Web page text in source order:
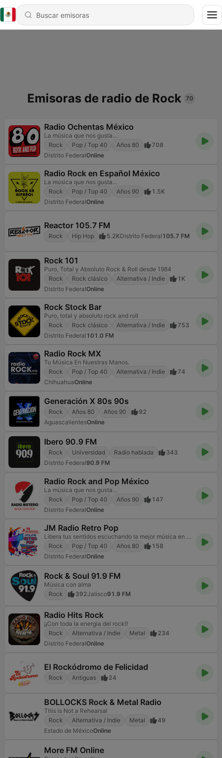
Emisoras de radio de Rock 70
Radio Ochentas México
La música que nos gusta...
Rock
Pop / Top 40 Años 80
708
Distrito FederalOnline
Radio Rock en Español México
La música que nos gusta...
Rock
Pop / Top 40 Años 90
1.5K
Distrito FederalOnline
Reactor 105.7 FM
Rock Hip Hop 5.2KDistrito Federal 105.7 FM
Rock 101
Puro, Total y Absoluto Rock & Roll desde 1984
Rock
Rock clásico Alternativa / Indie
1K
Distrito FederalOnline
Rock Stock Bar
Puro, total y absoluto rock and roll
Rock
Rock clásico Alternativa / Indie
753
Distrito Federal 101.0 FM
Radio Rock MX
Tu Música En Nuestras Manos.
Rock
Pop / Top 40 Alternativa / Indie
74
ChihuahuaOnline
Generación X 80s 90s
Rock Años 80 Años 90
92
AguascalientesOnline
Ibero 90.9 FM
Rock Universidad Radio hablada
343
Distrito Federal90.9 FM
Radio Rock and Pop México
La música que nos gusta...
Rock
Pop / Top 40 Años 90
147
Distrito FederalOnline
JM Radio Retro Pop
Libera tus sentidos escuchando la mejor música en JM RADIO OnLine
Rock
Pop / Top 40 Años 80
158
Distrito FederalOnline
Rock & Soul 91.9 FM
Música con alma
Rock
392Jalisco91.9 FM
Radio Hits Rock
¡¡Con toda la energia del rock!!
Rock
Alternativa / Indie Metal
234
Distrito FederalOnline
El Rockódromo de Felicidad
Rock Antiguas 24
BOLLOCKS Rock & Metal Radio
This is Not a Rehearsal
Rock
Alternativa / Indie Metal
49
Estado de MéxicoOnline
More FM Online